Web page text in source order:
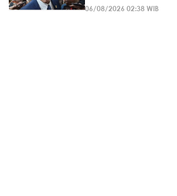
06/08/2026 02:38 WIB